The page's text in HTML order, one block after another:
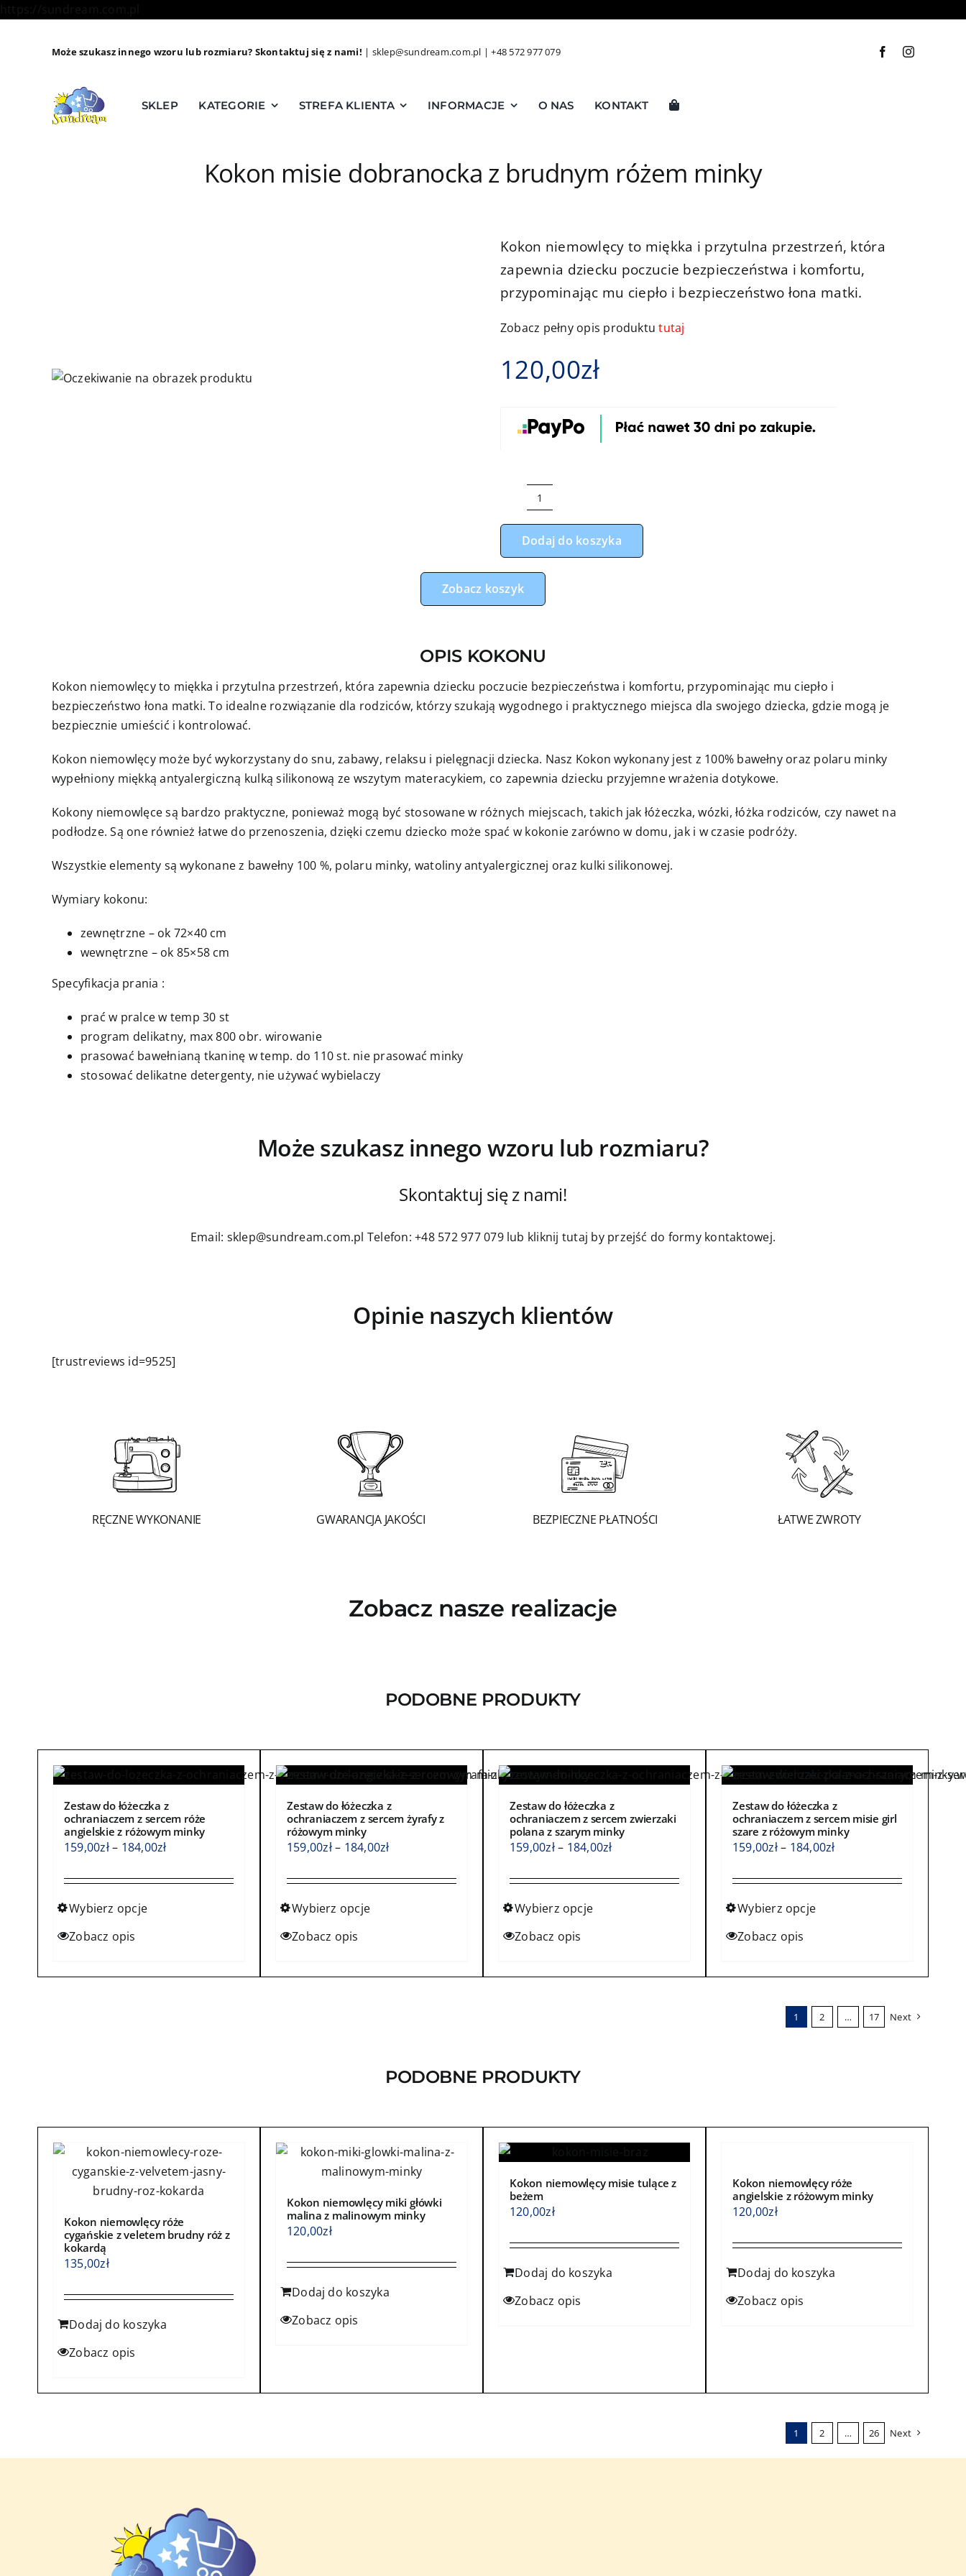
content
Może szukasz innego wzoru lub rozmiaru? Skontaktuj się z nami! | sklep@sundream.com.pl |+48 572 977 079
SKLEP KATEGORIE STREFA KLIENTA INFORMACJE O NAS KONTAKT
Kokon misie dobranocka z brudnym różem minky
Kokon niemowlęcy to miękka i przytulna przestrzeń, która
zapewnia dziecku poczucie bezpieczeństwa i komfortu,
przypominając mu ciepło i bezpieczeństwo łona matki.
Zobacz pełny opis produktututaj
120,00zł
ilość
Kokon
misie
brudnym
Dodaj do koszyka
Zobacz koszyk
OPIS KOKONU
Kokon niemowlęcy to miękka i przytulna przestrzeń, która zapewnia dziecku poczucie bezpieczeństwa i komfortu, przypominając mu ciepło i
bezpieczeństwo łona matki. To idealne rozwiązanie dla rodziców, którzy szukają wygodnego i praktycznego miejsca dla swojego dziecka, gdzie mogą je
bezpiecznie umieścić i kontrolować.
Kokon niemowlęcy może być wykorzystany do snu, zabawy, relaksu i pielęgnacji dziecka. Nasz Kokon wykonany jest z 100% bawełny oraz polaru minky
wypełniony miękką antyalergiczną kulką silikonową ze wszytym materacykiem, co zapewnia dziecku przyjemne wrażenia dotykowe.
Kokony niemowlęce są bardzo praktyczne, ponieważ mogą być stosowane w różnych miejscach, takich jak łóżeczka, wózki, łóżka rodziców, czy nawet na
podłodze. Są one również łatwe do przenoszenia, dzięki czemu dziecko może spać w kokonie zarówno w domu, jak i w czasie podróży.
Wszystkie elementy są wykonane z bawełny 100 %, polaru minky, watoliny antyalergicznej oraz kulki silikonowej.
Wymiary kokonu:
zewnętrzne – ok 72×40 cm
wewnętrzne – ok 85×58 cm
Specyfikacja prania :
prać w pralce w temp 30 st
program delikatny, max 800 obr. wirowanie
prasować bawełnianą tkaninę w temp. do 110 st. nie prasować minky
stosować delikatne detergenty, nie używać wybielaczy
Może szukasz innego wzoru lub rozmiaru?
Skontaktuj się z nami!
Email: sklep@sundream.com.pl Telefon: +48 572 977 079 lub kliknij tutaj by przejść do formy kontaktowej.
Opinie naszych klientów
[trustreviews id=9525]
RĘCZNE WYKONANIE GWARANCJA JAKOŚCI BEZPIECZNE PŁATNOŚCI ŁATWE ZWROTY
Zobacz nasze realizacje
PODOBNE PRODUKTY
Zestaw do łóżeczka z
ochraniaczem z sercem róże
angielskie z różowym minky
159,00zł– 184,00złZakres
od
Wybierz opcje
Ten
produktu
Zobacz opis
Zestaw do łóżeczka z
ochraniaczem z sercem żyrafy z
różowym minky
159,00zł– 184,00złZakres
od
Wybierz opcje
Ten
produktu
Zobacz opis
Zestaw do łóżeczka z
ochraniaczem z sercem zwierzaki
polana z szarym minky
159,00zł– 184,00złZakres
od
Wybierz opcje
Ten
wybrać
na
produktu
Zobacz opis
Zestaw do łóżeczka z
ochraniaczem z sercem misie girl
szare z różowym minky
159,00zł– 184,00złZakres
od
Wybierz opcje
Ten
wariantów.
produktu
Zobacz opis
1 2 … 17 Next
PODOBNE PRODUKTY
Kokon niemowlęcy róże
cygańskie z veletem brudny róż z
kokardą
135,00zł
Dodaj do koszyka
Zobacz opis
Kokon niemowlęcy miki główki
malina z malinowym minky
120,00zł
Dodaj do koszyka
Zobacz opis
Kokon niemowlęcy misie tulące z
beżem
120,00zł
Dodaj do koszyka
Zobacz opis
Kokon niemowlęcy róże
angielskie z różowym minky
120,00zł
Dodaj do koszyka
Zobacz opis
1 2 … 26 Next